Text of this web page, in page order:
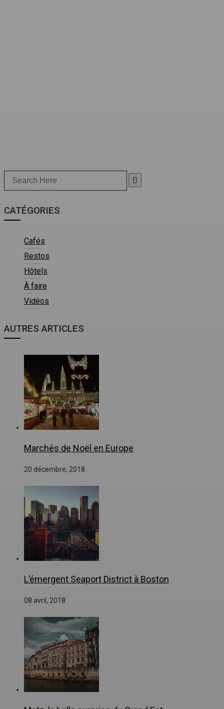
for:
CATÉGORIES
Cafés
Restos
Hôtels
À faire
Vidéos
AUTRES ARTICLES
Marchés de Noël en Europe
20 décembre, 2018
L’émergent Seaport District à Boston
08 avril, 2018